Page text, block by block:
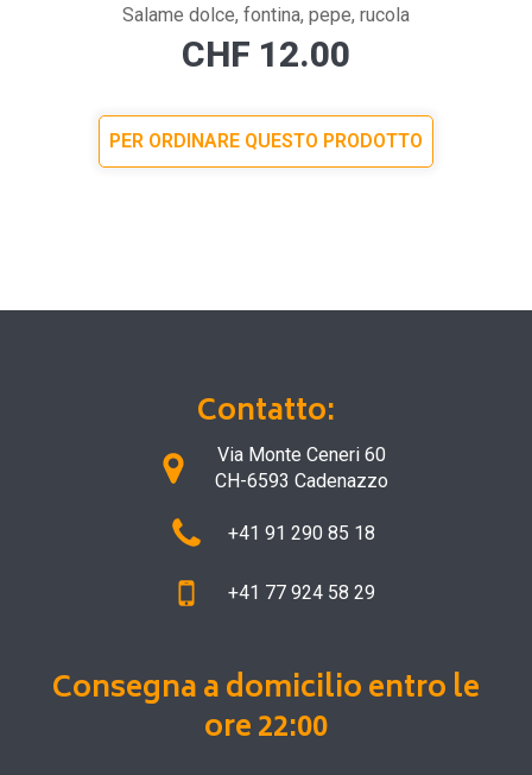
Salame dolce, fontina, pepe, rucola
CHF 12.00
PER ORDINARE QUESTO PRODOTTO
Contatto:
Via Monte Ceneri 60
CH-6593 Cadenazzo
+41 91 290 85 18
+41 77 924 58 29
Consegna a domicilio entro le
ore 22:00